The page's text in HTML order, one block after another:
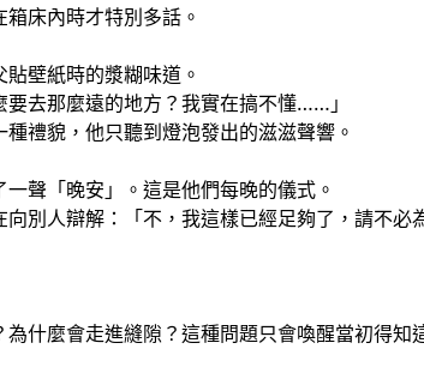
床內時才特別多話。
壁紙時的漿糊味道。
去那麼遠的地方？我實在搞不懂……」
禮貌，他只聽到燈泡發出的滋滋聲響。
聲「晚安」。這是他們每晚的儀式。
別人辯解：「不，我這樣已經足夠了，請不
什麼會走進縫隙？這種問題只會喚醒當初得